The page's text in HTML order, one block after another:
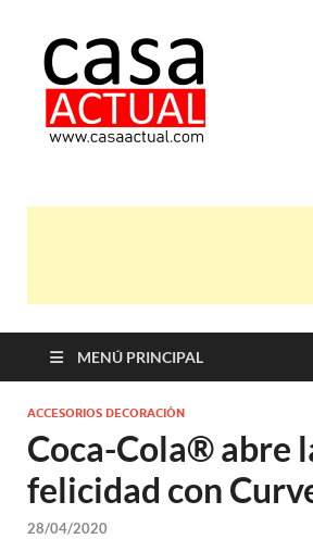
MENÚ PRINCIPAL
ACCESORIOS DECORACIÓN
Coca-Cola® abre
felicidad con
28/04/2020